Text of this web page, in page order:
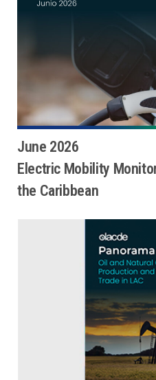
June 2026
Electric Mobility
the Caribbean